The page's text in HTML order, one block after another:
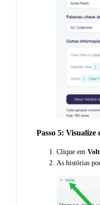
Passo 5: Visualize
Clique em
As histórias